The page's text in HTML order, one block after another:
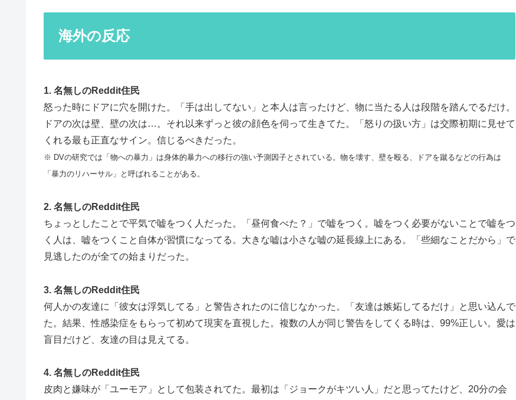
海外の反応
1. 名無しのReddit住民
怒った時にドアに穴を開けた。「手は出してない」と本人は言ったけど、物に当たる人は段階を踏んでるだけ。
ドアの次は壁、壁の次は…。それ以来ずっと彼の顔色を伺って生きてた。「怒りの扱い方」は交際初期に見せて
くれる最も正直なサイン。信じるべきだった。
※ DVの研究では「物への暴力」は身体的暴力への移行の強い予測因子とされている。物を壊す、壁を殴る、ドアを蹴るなどの行為は
「暴力のリハーサル」と呼ばれることがある。
2. 名無しのReddit住民
ちょっとしたことで平気で嘘をつく人だった。「昼何食べた？」で嘘をつく。嘘をつく必要がないことで嘘をつ
く人は、嘘をつくこと自体が習慣になってる。大きな嘘は小さな嘘の延長線上にある。「些細なことだから」で
見逃したのが全ての始まりだった。
3. 名無しのReddit住民
何人かの友達に「彼女は浮気してる」と警告されたのに信じなかった。「友達は嫉妬してるだけ」と思い込んで
た。結果、性感染症をもらって初めて現実を直視した。複数の人が同じ警告をしてくる時は、99%正しい。愛は
盲目だけど、友達の目は見えてる。
4. 名無しのReddit住民
皮肉と嫌味が「ユーモア」として包装されてた。最初は「ジョークがキツい人」だと思ってたけど、20分の会